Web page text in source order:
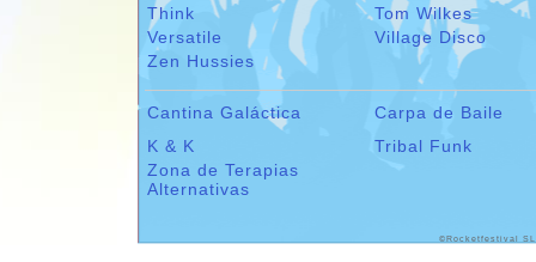
Think
Tom Wilkes
Versatile
Village Disco
Zen Hussies
Cantina Galáctica
Carpa de Baile
K & K
Tribal Funk
Zona de Terapias
Alternativas
©Rocketfestival